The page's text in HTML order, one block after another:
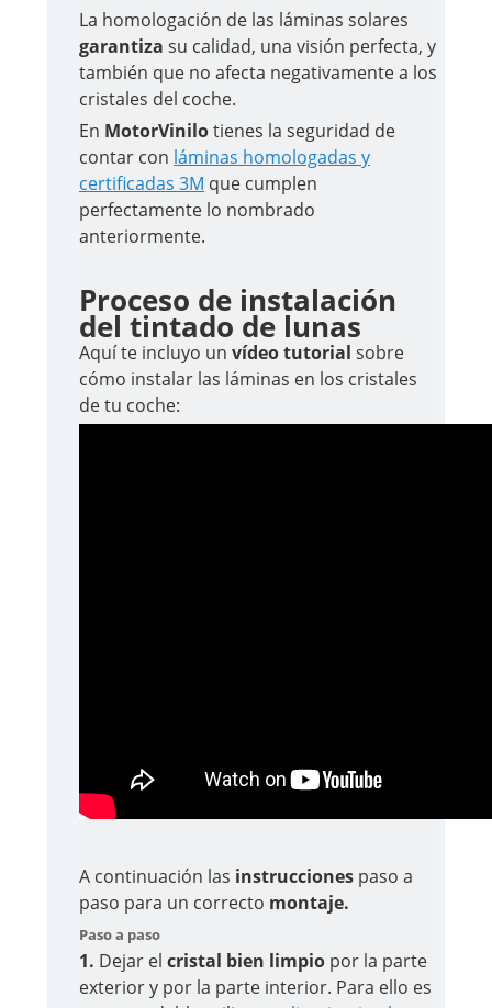
La homologación de las láminas solares
garantiza su calidad, una visión perfecta, y
también que no afecta negativamente a los
cristales del coche.
En MotorVinilotienes la seguridad de
contar con láminas homologadas y
certificadas 3M que cumplen
perfectamente lo nombrado
anteriormente.
Proceso de instalación
del tintado de lunas
Aquí te incluyo unvídeo tutorial sobre
cómo instalar las láminas en los cristales
de tu coche:
A continuación las instrucciones paso a
paso para un correcto montaje.
Paso a paso
1. Dejar elcristal bien limpio por la parte
exterior y por la parte interior. Para ello es